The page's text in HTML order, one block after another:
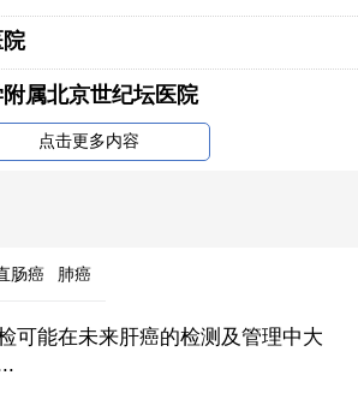
属北京世纪坛医院
点击更多内容
肠癌 肺癌
可能在未来肝癌的检测及管理中大